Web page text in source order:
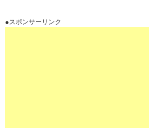
●スポンサーリンク